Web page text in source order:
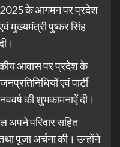
2025 के आगमन पर प्रदेश
मुख्यमंत्री पुष्कर सिंह
आवास पर प्रदेश के
एवं पार्टी
की शुभकामनाऐं दी।
अपने परिवार सहित
पूजा अर्चना की। उन्होंने